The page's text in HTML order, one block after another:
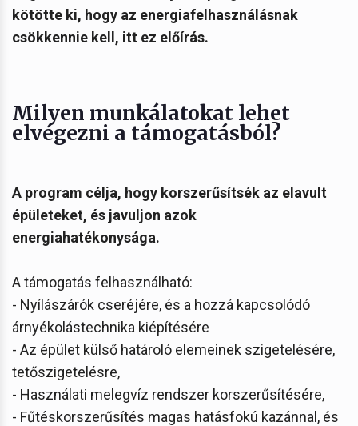
kötötte ki, hogy az energiafelhasználásnak
csökkennie kell, itt ez előírás.
Milyen munkálatokat lehet
elvégezni a támogatásból?
A program célja, hogy korszerűsítsék az elavult
épületeket, és javuljon azok
energiahatékonysága.
A támogatás felhasználható:
- Nyílászárók cseréjére, és a hozzá kapcsolódó
árnyékolástechnika kiépítésére
- Az épület külső határoló elemeinek szigetelésére,
tetőszigetelésre,
- Használati melegvíz rendszer korszerűsítésére,
- Fűtéskorszerűsítés magas hatásfokú kazánnal, és